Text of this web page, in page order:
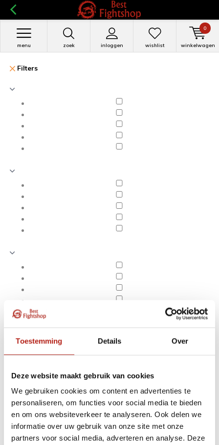
Toestemming Details Over
Deze website maakt gebruik van cookies
We gebruiken cookies om content en advertenties te
personaliseren, om functies voor social media te bieden
en om ons websiteverkeer te analyseren. Ook delen we
informatie over uw gebruik van onze site met onze
partners voor social media, adverteren en analyse. Deze
zoek inloggen
menu wishlist winkelwagen
0
Filters
Apply filters Scramble
Producten